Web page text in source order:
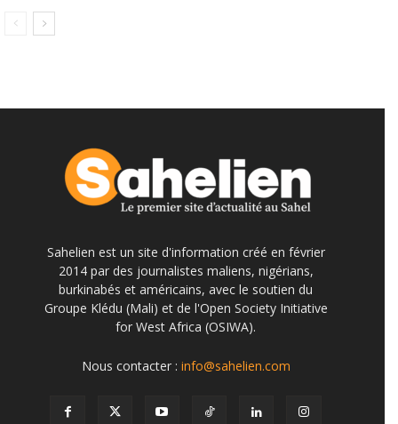
Sahelien est un site d'information créé en février
2014 par des journalistes maliens, nigérians,
burkinabés et américains, avec le soutien du
Groupe Klédu (Mali) et de l'Open Society Initiative
for West Africa (OSIWA).
Nous contacter : info@sahelien.com